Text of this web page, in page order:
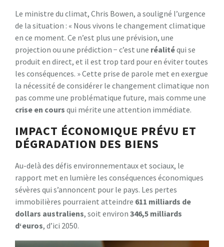
Le ministre du climat, Chris Bowen, a souligné l’urgence
de la situation : « Nous vivons le changement climatique
en ce moment. Ce n’est plus une prévision, une
projection ou une prédiction − c’est une réalitéqui se
produit en direct, et il est trop tard pour en éviter toutes
les conséquences. » Cette prise de parole met en exergue
la nécessité de considérer le changement climatique non
pas comme une problématique future, mais comme une
crise en cours qui mérite une attention immédiate.
IMPACT ÉCONOMIQUE PRÉVU ET
DÉGRADATION DES BIENS
Au-delà des défis environnementaux et sociaux, le
rapport met en lumière les conséquences économiques
sévères qui s’annoncent pour le pays. Les pertes
immobilières pourraient atteindre 611 milliards de
dollars australiens, soit environ 346,5 milliards
d‘euros, d’ici 2050.